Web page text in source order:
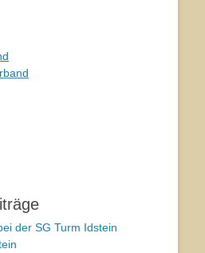
der SG Turm Idstein